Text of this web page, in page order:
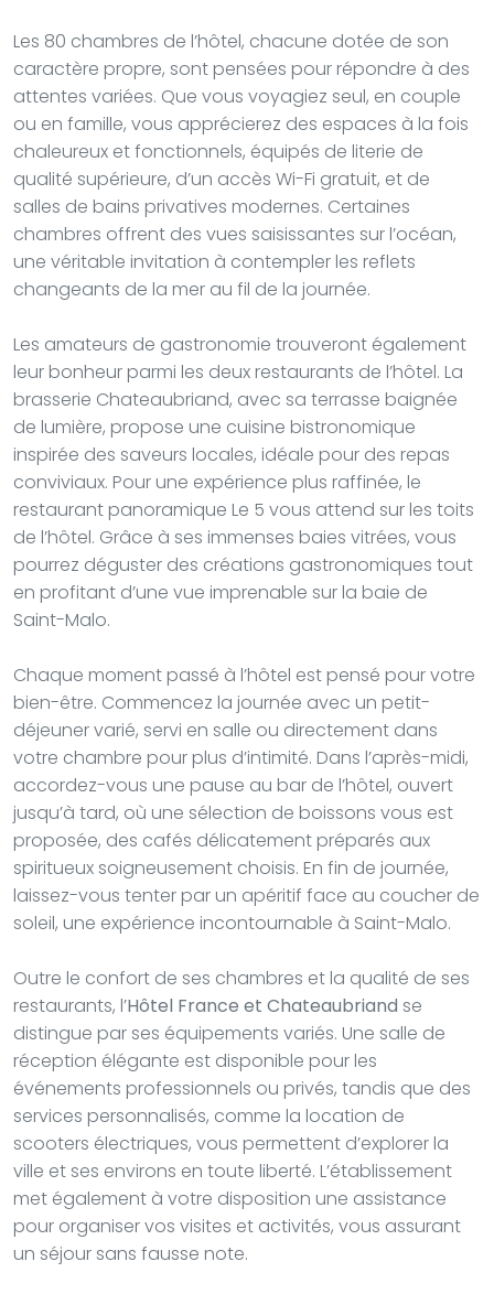
Les 80 chambres de l’hôtel, chacune dotée de son
caractère propre, sont pensées pour répondre à des
attentes variées. Que vous voyagiez seul, en couple
ou en famille, vous apprécierez des espaces à la fois
chaleureux et fonctionnels, équipés de literie de
qualité supérieure, d’un accès Wi-Fi gratuit, et de
salles de bains privatives modernes. Certaines
chambres offrent des vues saisissantes sur l’océan,
une véritable invitation à contempler les reflets
changeants de la mer au fil de la journée.
Les amateurs de gastronomie trouveront également
leur bonheur parmi les deux restaurants de l’hôtel. La
brasserie Chateaubriand, avec sa terrasse baignée
de lumière, propose une cuisine bistronomique
inspirée des saveurs locales, idéale pour des repas
conviviaux. Pour une expérience plus raffinée, le
restaurant panoramique Le 5 vous attend sur les toits
de l’hôtel. Grâce à ses immenses baies vitrées, vous
pourrez déguster des créations gastronomiques tout
en profitant d’une vue imprenable sur la baie de
Saint-Malo.
Chaque moment passé à l’hôtel est pensé pour votre
bien-être. Commencez la journée avec un petit-
déjeuner varié, servi en salle ou directement dans
votre chambre pour plus d’intimité. Dans l’après-midi,
accordez-vous une pause au bar de l’hôtel, ouvert
jusqu’à tard, où une sélection de boissons vous est
proposée, des cafés délicatement préparés aux
spiritueux soigneusement choisis. En fin de journée,
laissez-vous tenter par un apéritif face au coucher de
soleil, une expérience incontournable à Saint-Malo.
Outre le confort de ses chambres et la qualité de ses
restaurants, l’Hôtel France et Chateaubriand se
distingue par ses équipements variés. Une salle de
réception élégante est disponible pour les
événements professionnels ou privés, tandis que des
services personnalisés, comme la location de
scooters électriques, vous permettent d’explorer la
ville et ses environs en toute liberté. L’établissement
met également à votre disposition une assistance
pour organiser vos visites et activités, vous assurant
un séjour sans fausse note.